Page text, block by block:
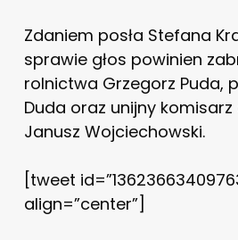
Zdaniem posła Stefana
sprawie głos powinien
rolnictwa Grzegorz Puda,
Duda oraz unijny
Janusz Wojciechowski.
[tweet
align=”center”]